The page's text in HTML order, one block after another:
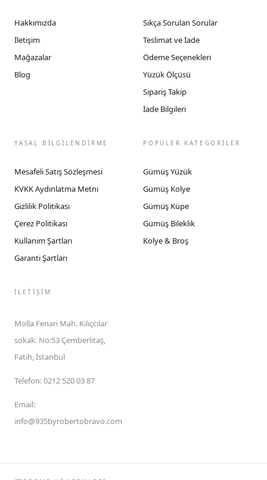
Hakkımızda
İletişim
Mağazalar
Blog
Sıkça Sorulan Sorular
Teslimat ve İade
Ödeme Seçenekleri
Yüzük Ölçüsü
Sipariş Takip
İade Bilgileri
YASAL BİLGİLENDİRME
Mesafeli Satış Sözleşmesi
KVKK Aydınlatma Metni
Gizlilik Politikası
Çerez Politikası
Kullanım Şartları
Garanti Şartları
POPÜLER KATEGORİLER
Gümüş Yüzük
Gümüş Kolye
Gümüş Küpe
Gümüş Bileklik
Kolye & Broş
İLETIŞIM
Molla Fenari Mah. Kılıçcılar
sokak. No:53 Çemberlitaş,
Fatih, İstanbul
Telefon:0212 520 03 87
Email:
info@935byrobertobravo.com